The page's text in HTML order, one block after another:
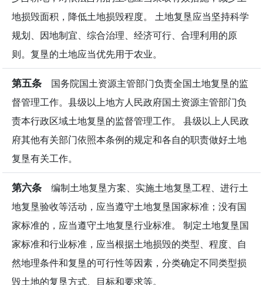
地损毁面积，降低土地损毁程度。 土地复垦应当坚持科学
规划、因地制宜、综合治理、经济可行、合理利用的原
则。复垦的土地应当优先用于农业。
第五条 国务院国土资源主管部门负责全国土地复垦的监
督管理工作。县级以上地方人民政府国土资源主管部门负
责本行政区域土地复垦的监督管理工作。 县级以上人民政
府其他有关部门依照本条例的规定和各自的职责做好土地
复垦有关工作。
第六条 编制土地复垦方案、实施土地复垦工程、进行土
地复垦验收等活动，应当遵守土地复垦国家标准；没有国
家标准的，应当遵守土地复垦行业标准。 制定土地复垦国
家标准和行业标准，应当根据土地损毁的类型、程度、自
然地理条件和复垦的可行性等因素，分类确定不同类型损
毁土地的复垦方式、目标和要求等。